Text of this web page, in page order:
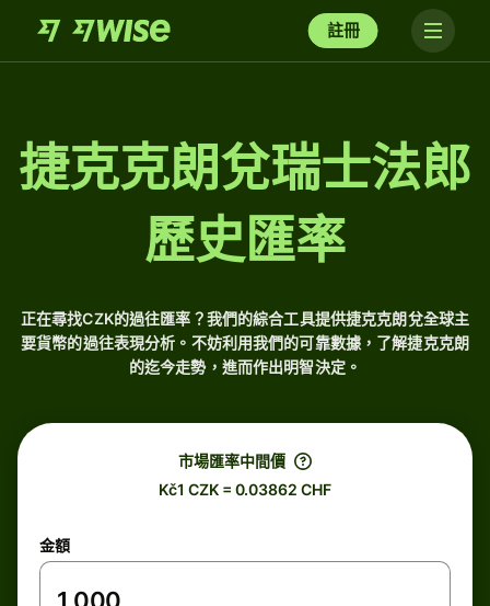
註冊
捷克克朗兌瑞士法郎
歷史匯率
正在尋找CZK的過往匯率？我們的綜合工具提供捷克克朗兌全球主
要貨幣的過往表現分析。不妨利用我們的可靠數據，了解捷克克朗
的迄今走勢，進而作出明智決定。
市場匯率中間價
Kč1 CZK = 0.03862 CHF
金額